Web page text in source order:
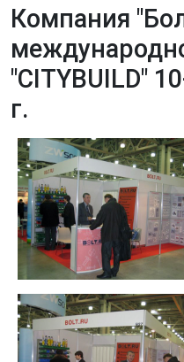
Компания
"CITYBUILD"
г.